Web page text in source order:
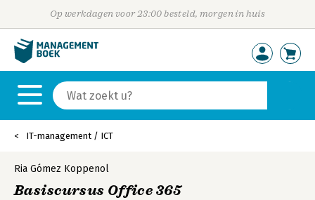
Op werkdagen voor 23:00 besteld, morgen in huis
IT-management / ICT
Ria Gómez Koppenol
Basiscursus Office 365